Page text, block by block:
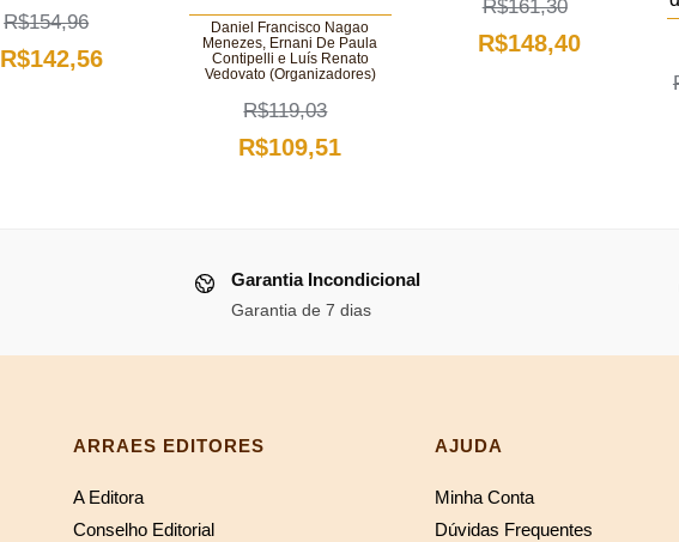
R$154,96
O
R$142,56O
Daniel Francisco Nagao
Menezes, Ernani De Paula
Contipelli e Luís Renato
Vedovato (Organizadores)
R$119,03
O
R$119,03.
R$109,51
R$109,51.
R$161,30
O
R$148,40O
Garantia Incondicional
Garantia de 7 dias
ARRAES EDITORES
A Editora
Conselho Editorial
AJUDA
Minha Conta
Dúvidas Frequentes